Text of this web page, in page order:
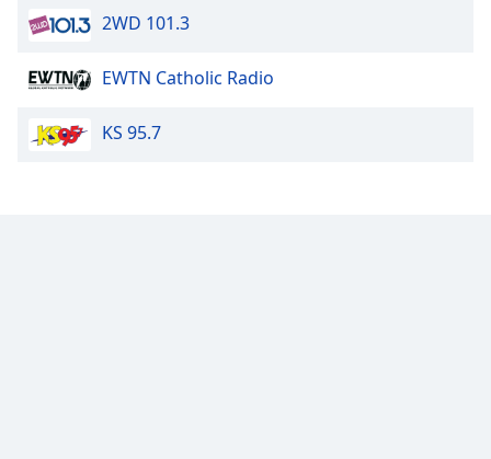
Background
Color
2WD 101.3
EWTN Catholic Radio
KS 95.7